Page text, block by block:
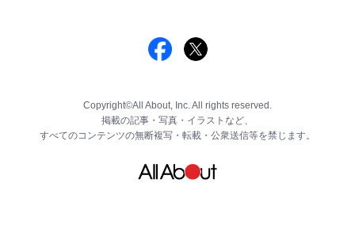
Copyright©All About, Inc. All rights reserved.
掲載の記事・写真・イラストなど、
すべてのコンテンツの無断複写・転載・公衆送信等を禁じます。